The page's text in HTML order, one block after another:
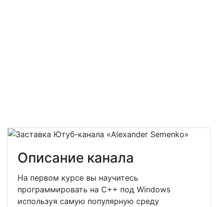
Описание канала
На первом курсе вы научитесь
программировать на С++ под Windows
используя самую популярную среду